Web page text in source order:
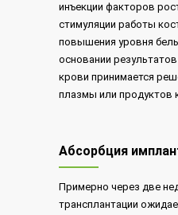
инъекции факторов
стимуляции работы
повышения уровня
основании
крови принимается
плазмы или продуктов
Абсорбция
Примерно через две
трансплантации